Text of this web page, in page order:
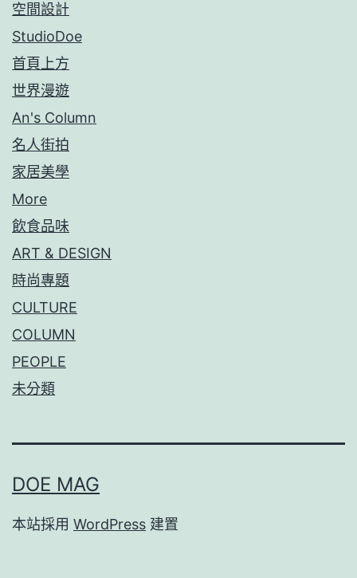
空間設計
StudioDoe
首頁上方
世界漫遊
An's Column
名人街拍
家居美學
More
飲食品味
ART & DESIGN
時尚專題
CULTURE
COLUMN
PEOPLE
未分類
DOE MAG
本站採用 WordPress 建置